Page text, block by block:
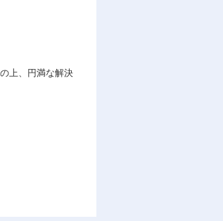
上、円満な解決